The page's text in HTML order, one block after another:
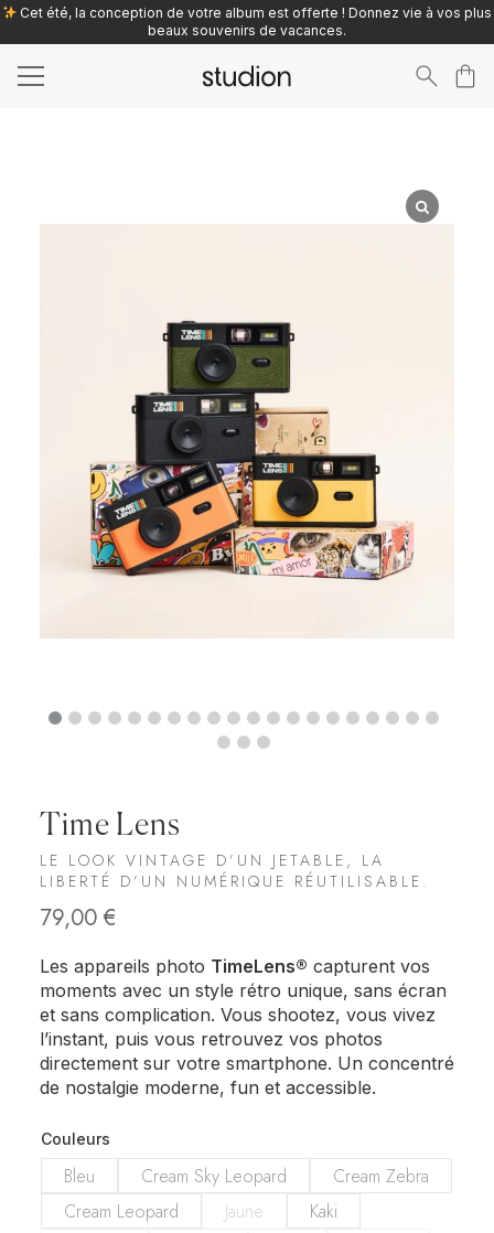
Cet été, la conception de votre album est offerte ! Donnez vie à vos plus
beaux souvenirs de vacances.
Time Lens
LE LOOK VINTAGE D’UN JETABLE, LA
LIBERTÉ D’UN NUMÉRIQUE RÉUTILISABLE.
79,00 €
Les appareils photo TimeLens® capturent vos
moments avec un style rétro unique, sans écran
et sans complication. Vous shootez, vous vivez
l’instant, puis vous retrouvez vos photos
directement sur votre smartphone. Un concentré
de nostalgie moderne, fun et accessible.
Couleurs
Bleu Cream Sky Leopard
Cream Zebra
Cream Leopard
Jaune
Kaki